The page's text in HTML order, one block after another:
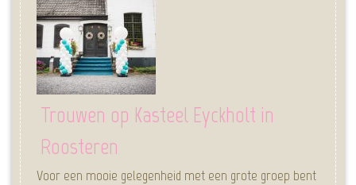
Trouwen op Kasteel Eyckholt in
Roosteren
Voor een mooie gelegenheid met een grote groep bent